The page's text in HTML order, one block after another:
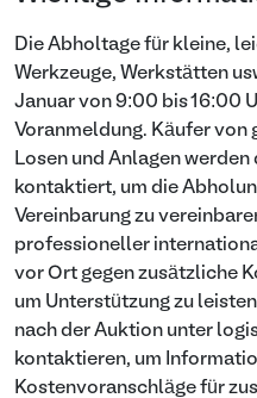
Die Abholtage für kleine,
Werkzeuge, Werkstätten
Januar von 9:00 bis 16:00
Voranmeldung. Käufer von
Losen und Anlagen
kontaktiert, um die
Vereinbarung zu
professioneller
vor Ort gegen zusätzliche
um Unterstützung zu
nach der Auktion unter
kontaktieren, um
Kostenvoranschläge für